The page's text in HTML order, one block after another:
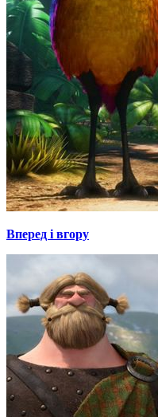
Вперед і вгору